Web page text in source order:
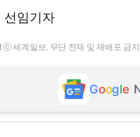
선임기자
ⓒ 세계일보. 무단 전재 및 재배포 금지
Google